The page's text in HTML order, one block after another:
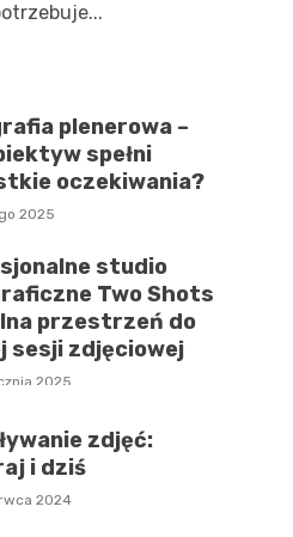
plenerowa –
spełni
oczekiwania?
2025
studio
Two Shots
przestrzeń do
sesji zdjęciowej
2025
zdjęć:
i dziś
2024